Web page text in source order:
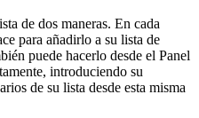
de dos maneras. En cada
para añadirlo a su lista de
puede hacerlo desde el Panel
introduciendo su
de su lista desde esta misma